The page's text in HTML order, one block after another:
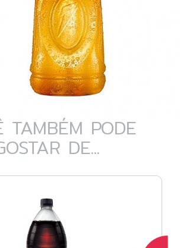
TAMBÉM PODE
DE...